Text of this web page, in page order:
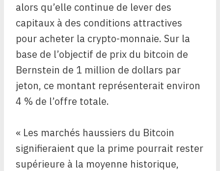
alors qu’elle continue de lever des
capitaux à des conditions attractives
pour acheter la crypto-monnaie. Sur la
base de l’objectif de prix du bitcoin de
Bernstein de 1 million de dollars par
jeton, ce montant représenterait environ
4 % de l’offre totale.
« Les marchés haussiers du Bitcoin
signifieraient que la prime pourrait rester
supérieure à la moyenne historique,